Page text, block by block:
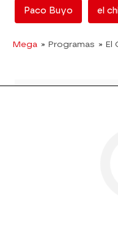
Paco Buyo el
Mega » Programas » El